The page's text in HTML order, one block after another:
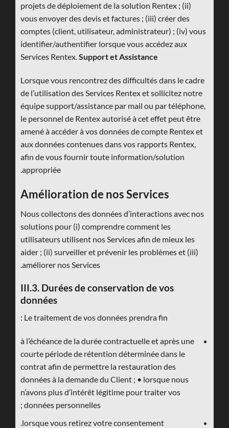
projets de déploiement de la solution Rentex ; (ii)
vous envoyer des devis et factures ; (iii) créer des
comptes (client, utilisateur, administrateur) ; (iv) vous
identifier/authentifier lorsque vous accédez aux
Services Rentex.Support et Assistance
Lorsque vous rencontrez des difficultés dans le cadre
de l’utilisation des Services Rentex et sollicitez notre
équipe support/assistance par mail ou par téléphone,
le personnel de Rentex autorisé à cet effet peut être
amené à accéder à vos données de compte Rentex et
aux données contenues dans vos rapports Rentex,
afin de vous fournir toute information/solution
appropriée.
Amélioration de nos Services
Nous collectons des données d’interactions avec nos
solutions pour (i) comprendre comment les
utilisateurs utilisent nos Services afin de mieux les
aider ; (ii) surveiller et prévenir les problèmes et (iii)
améliorer nos Services.
III.3. Durées de conservation de vos
données
Le traitement de vos données prendra fin :
à l’échéance de la durée contractuelle et après une
courte période de rétention déterminée dans le
contrat afin de permettre la restauration des
données à la demande du Client ; • lorsque nous
n’avons plus d’intérêt légitime pour traiter vos
données personnelles ;
lorsque vous retirez votre consentement.